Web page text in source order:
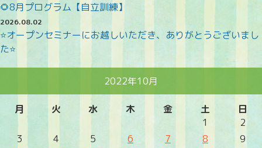
🌻8月プログラム【自立訓練】
2026.08.02
⭐オープンセミナーにお越しいただき、ありがとうございまし
た⭐
2022年10月
月 火 水 木 金 土 日
1
2
3
4 5 6 7 8
9